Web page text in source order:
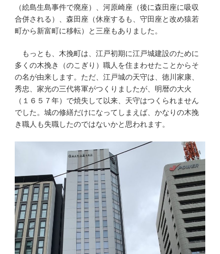
（絵島生島事件で廃座）、河原崎座（後に森田座に吸収
合併される）、森田座（休座するも、守田座と改め猿若
町から新富町に移転）と三座もありました。
もっとも、木挽町は、江戸初期に江戸城建設のために
多くの木挽き（のこぎり）職人を住まわせたことからそ
の名が由来します。ただ、江戸城の天守は、徳川家康、
秀忠、家光の三代将軍がつくりましたが、明暦の大火
（１６５７年）で焼失して以来、天守はつくられません
でした。城の修繕だけになってしまえば、かなりの木挽
き職人も失職したのではないかと思われます。